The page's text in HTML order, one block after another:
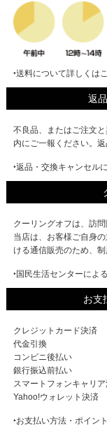
‣送料について詳しくは
返
不良品、またはご注文
内にご一報ください。
‣返品・交換キャンセル
クーリングオフは、訪
当店は、お客様ご自身
ける通信販売のため、
‣国民生活センターによ
お支
クレジットカード決済
代金引換
コンビニ後払い
銀行振込前払い
スマートフォンキャリ
Yahoo!ウォレット決済
‣お支払い方法・ポイン